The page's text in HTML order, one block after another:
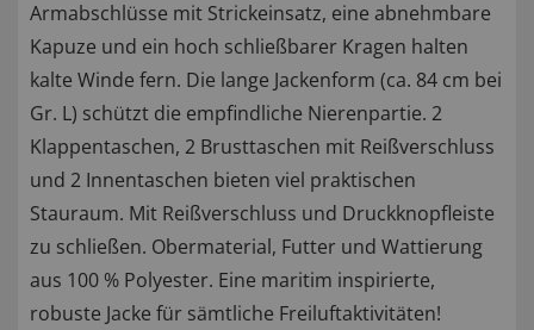
Armabschlüsse mit Strickeinsatz, eine abnehmbare
Kapuze und ein hoch schließbarer Kragen halten
kalte Winde fern. Die lange Jackenform (ca. 84 cm bei
Gr. L) schützt die empfindliche Nierenpartie. 2
Klappentaschen, 2 Brusttaschen mit Reißverschluss
und 2 Innentaschen bieten viel praktischen
Stauraum. Mit Reißverschluss und Druckknopfleiste
zu schließen. Obermaterial, Futter und Wattierung
aus 100 % Polyester. Eine maritim inspirierte,
robuste Jacke für sämtliche Freiluftaktivitäten!